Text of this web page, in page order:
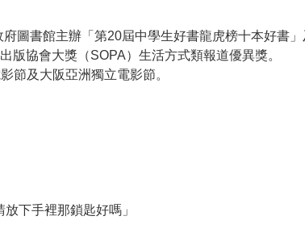
圖書館主辦「第20屆中學生好書龍虎榜十本好書
版協會大獎（SOPA）生活方式類報道優異獎。
節及大阪亞洲獨立電影節。
下手裡那鎖匙好嗎」